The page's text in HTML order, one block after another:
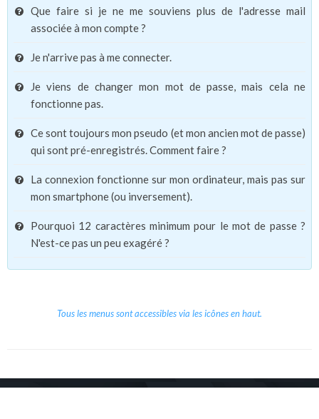
Que faire si je ne me souviens plus de l'adresse mail
associée à mon compte ?
Je n'arrive pas à me connecter.
Je viens de changer mon mot de passe, mais cela ne
fonctionne pas.
Ce sont toujours mon pseudo (et mon ancien mot de passe)
qui sont pré-enregistrés. Comment faire ?
La connexion fonctionne sur mon ordinateur, mais pas sur
mon smartphone (ou inversement).
Pourquoi 12 caractères minimum pour le mot de passe ?
N'est-ce pas un peu exagéré ?
Tous les menus sont accessibles via les icônes en haut.